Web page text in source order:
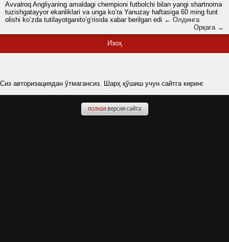
Avvalroq Angliyaning amaldagi chempioni futbolchi bilan yangi shartnoma
tuzishgatayyor ekanliklari va unga ko’ra Yanuzay haftasiga 60 ming funt
olishi ko’zda tutilayotganito’g’risida xabar berilgan edi ← Олдинга
Орқага →
Изоҳ
Сиз авторизациядан ўтмагансиз. Шарҳ қўшиш учун сайтга киринг.